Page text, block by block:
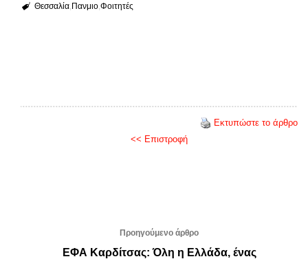
Θεσσαλία Πανμιο Φοιτητές
Εκτυπώστε το άρθρο
<< Επιστροφή
Προηγούμενο άρθρο
ΕΦΑ Καρδίτσας: Όλη η Ελλάδα, ένας